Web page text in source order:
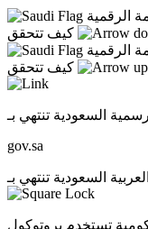
الرقمية
الرقمية
السعودية تنتهي بـ
gov.sa
تستخدم بروتوكول